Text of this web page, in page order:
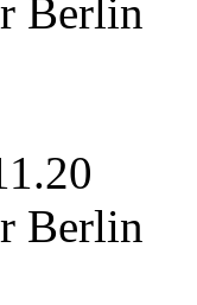
Berlin
Berlin